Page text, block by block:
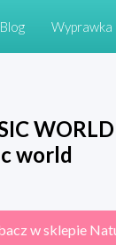
Blog Wyprawka
world
w sklepie